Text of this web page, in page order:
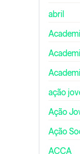
abril
ação
Ação
Ação
ACCA